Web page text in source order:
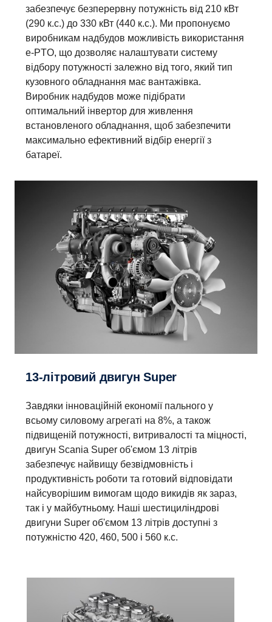
забезпечує безперервну потужність від 210 кВт
(290 к.с.) до 330 кВт (440 к.с.). Ми пропонуємо
виробникам надбудов можливість використання
e-PTO, що дозволяє налаштувати систему
відбору потужності залежно від того, який тип
кузовного обладнання має вантажівка.
Виробник надбудов може підібрати
оптимальний інвертор для живлення
встановленого обладнання, щоб забезпечити
максимально ефективний відбір енергії з
батареї.
13-літровий двигун Super
Завдяки інноваційній економії пального у
всьому силовому агрегаті на 8%, а також
підвищеній потужності, витривалості та міцності,
двигун Scania Super об'ємом 13 літрів
забезпечує найвищу безвідмовність і
продуктивність роботи та готовий відповідати
найсуворішим вимогам щодо викидів як зараз,
так і у майбутньому. Наші шестициліндрові
двигуни Super об'ємом 13 літрів доступні з
потужністю 420, 460, 500 і 560 к.с.